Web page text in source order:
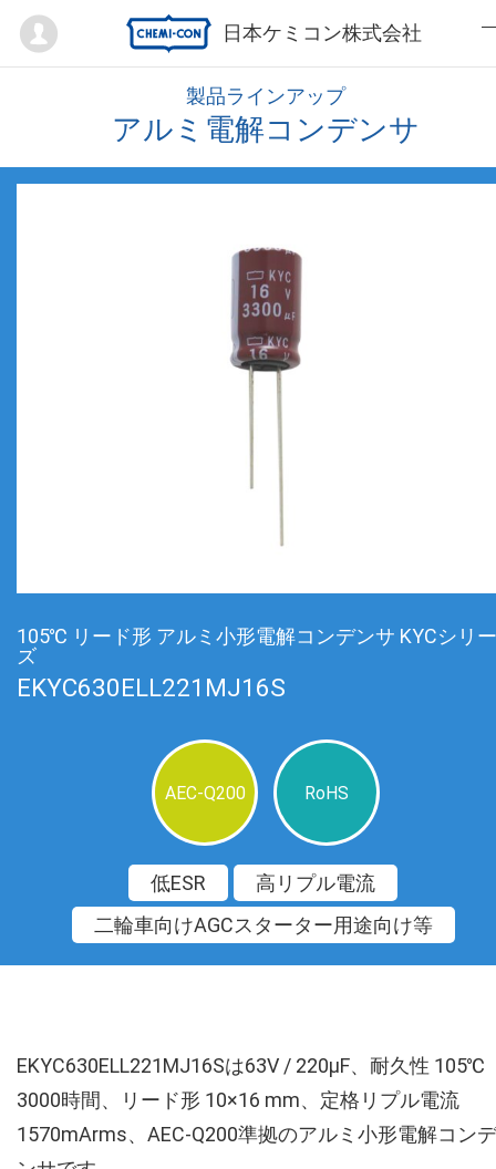
日本ケミコン株式会社
Mypage
製品ラインアップ
アルミ電解コンデンサ
105℃ リード形 アルミ小形電解コンデンサ KYCシリー
ズ
EKYC630ELL221MJ16S
AEC-Q200 RoHS
低ESR
高リプル電流
二輪車向けAGCスターター用途向け等
EKYC630ELL221MJ16Sは63V / 220µF、耐久性 105℃
3000時間、リード形 10×16 mm、定格リプル電流
1570mArms、AEC-Q200準拠のアルミ小形電解コンデ